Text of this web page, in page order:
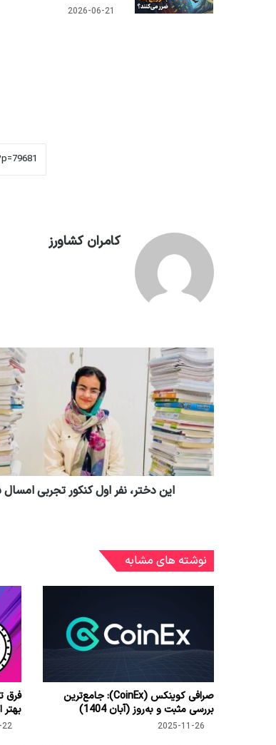
2026-06-21
کامران کشاورز
این دختر، نفر اول کنکور تجربی
نوشته های مشابه
صرافی کوینکس (CoinEx): جامع‌ترین
بررسی مثبت و به‌روز (آبان 1404)
2025-11-26
فرق